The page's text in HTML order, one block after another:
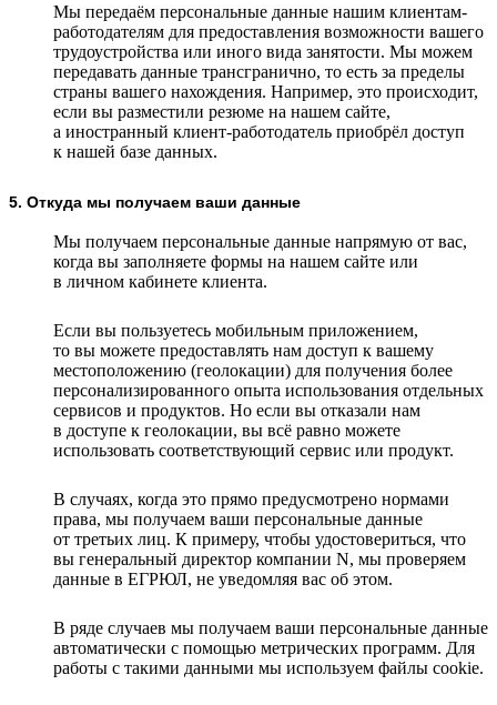
Мы передаём персональные данные нашим клиентам-
работодателям для предоставления возможности вашего
трудоустройства или иного вида занятости. Мы можем
передавать данные трансгранично, то есть за пределы
страны вашего нахождения. Например, это происходит,
если вы разместили резюме на нашем сайте,
а иностранный клиент-работодатель приобрёл доступ
к нашей базе данных.
5. Откуда мы получаем ваши данные
Мы получаем персональные данные напрямую от вас,
когда вы заполняете формы на нашем сайте или
в личном кабинете клиента.
Если вы пользуетесь мобильным приложением,
то вы можете предоставлять нам доступ к вашему
местоположению (геолокации) для получения более
персонализированного опыта использования отдельных
сервисов и продуктов. Но если вы отказали нам
в доступе к геолокации, вы всё равно можете
использовать соответствующий сервис или продукт.
В случаях, когда это прямо предусмотрено нормами
права, мы получаем ваши персональные данные
от третьих лиц. К примеру, чтобы удостовериться, что
вы генеральный директор компании N, мы проверяем
данные в ЕГРЮЛ, не уведомляя вас об этом.
В ряде случаев мы получаем ваши персональные данные
автоматически с помощью метрических программ. Для
работы с такими данными мы используем файлы cookie.